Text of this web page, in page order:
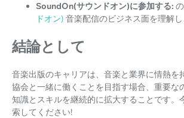
SoundOn(サウンドオン)に参加する:
ドオン) 音楽配信のビジネス面を理解し
結論として
音楽出版のキャリアは、音楽と業界に情熱
協会と一緒に働くことを目指す場合、重要
知識とスキルを継続的に拡大することです
索してください!